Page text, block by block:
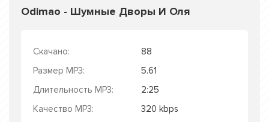
Odimao - Шумные Дворы И Оля
Скачано:
88
Размер MP3:
5.61
Длительность MP3:
2:25
Качество MP3:
320 kbps